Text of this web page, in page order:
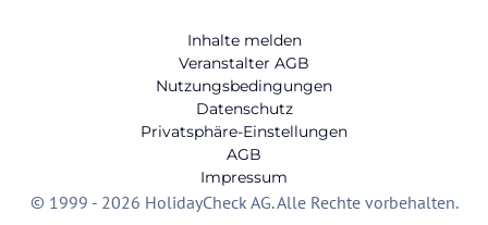
Inhalte melden
Veranstalter AGB
Nutzungsbedingungen
Datenschutz
Privatsphäre-Einstellungen
AGB
Impressum
© 1999 - 2026 HolidayCheck AG. Alle Rechte vorbehalten.